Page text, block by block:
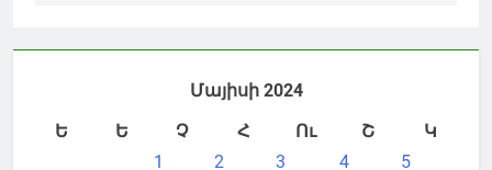
Մայիսի 2024
Ե
Ե Չ Հ Ու Շ
Կ
1
2 3 4 5